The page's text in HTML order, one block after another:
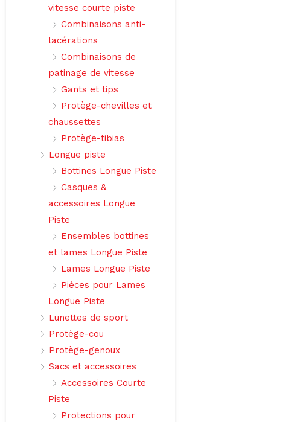
vitesse courte piste
Combinaisons anti-
lacérations
Combinaisons de
patinage de vitesse
Gants et tips
Protège-chevilles et
chaussettes
Protège-tibias
Longue piste
Bottines Longue Piste
Casques &
accessoires Longue
Piste
Ensembles bottines
et lames Longue Piste
Lames Longue Piste
Pièces pour Lames
Longue Piste
Lunettes de sport
Protège-cou
Protège-genoux
Sacs et accessoires
Accessoires Courte
Piste
Protections pour